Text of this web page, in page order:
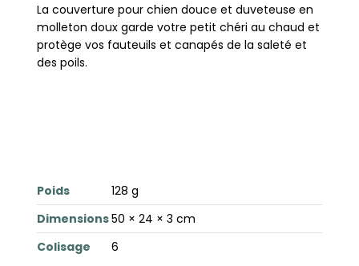
La couverture pour chien douce et duveteuse en
molleton doux garde votre petit chéri au chaud et
protège vos fauteuils et canapés de la saleté et
des poils.
Poids
128 g
Dimensions50 × 24 × 3 cm
Colisage
6